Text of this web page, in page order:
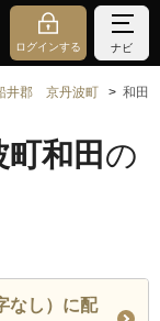
ログインする ナビ
井郡 京丹波町 和田
和田 の
なし）に配